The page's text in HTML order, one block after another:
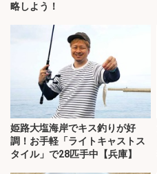
略しよう！
姫路大塩海岸でキス釣りが好
調！お手軽「ライトキャストス
タイル」で28匹手中【兵庫】